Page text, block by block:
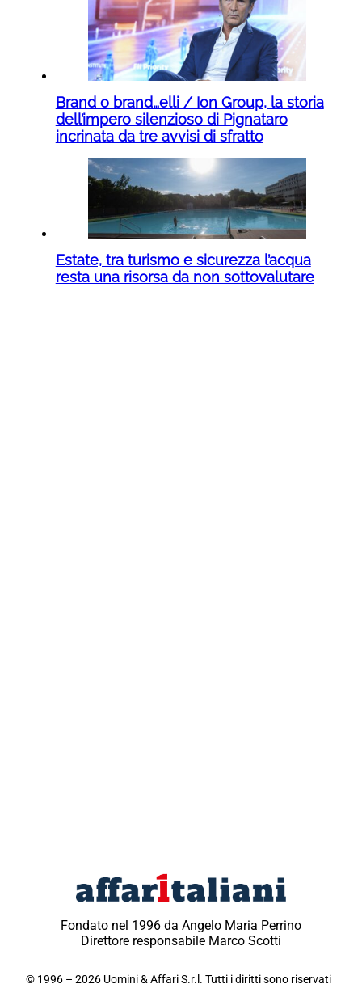
Brand o brand…elli / Ion Group, la storia
dell’impero silenzioso di Pignataro
incrinata da tre avvisi di sfratto
Estate, tra turismo e sicurezza l’acqua
resta una risorsa da non sottovalutare
Fondato nel 1996 da Angelo Maria Perrino
Direttore responsabile Marco Scotti
© 1996 – 2026 Uomini & Affari S.r.l. Tutti i diritti sono riservati